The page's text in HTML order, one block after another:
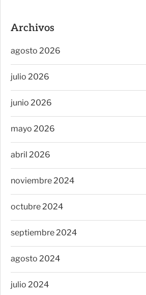
Archivos
agosto 2026
julio 2026
junio 2026
mayo 2026
abril 2026
noviembre 2024
octubre 2024
septiembre 2024
agosto 2024
julio 2024